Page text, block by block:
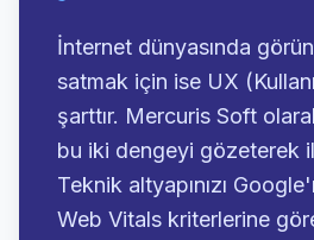
İnternet dünyasında
satmak için ise UX
şarttır. Mercuris Soft
bu iki dengeyi gözeterek
Teknik altyapınızı
Web Vitals kriterlerine